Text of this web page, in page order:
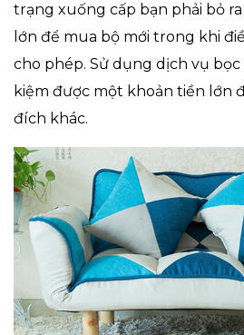
trạng xuống cấp bạn phải bỏ
lớn để mua bộ mới trong khi
cho phép. Sử dụng dịch vụ
kiệm được một khoản tiền lớn
đích khác.